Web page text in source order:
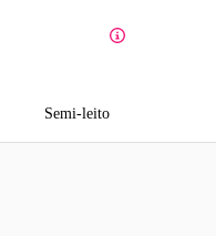
Semi-leito